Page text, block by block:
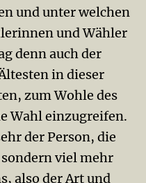
und unter welchen
und Wähler
denn auch der
in dieser
zum Wohle des
Wahl einzugreifen.
der Person, die
viel mehr
also der Art und